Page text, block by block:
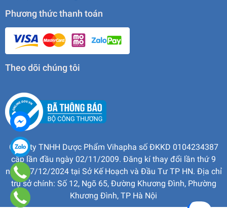
Phương thức thanh toán
Theo dõi chúng tôi
Công ty TNHH Dược Phẩm Vihapha số ĐKKD 0104234387
cấp lần đầu ngày 02/11/2009. Đăng kí thay đổi lần thứ 9
ngày 17/12/2024 tại Sở Kế Hoạch và Đầu Tư TP HN. Địa chỉ
trụ sở chính: Số 12, Ngõ 65, Đường Khương Đình, Phường
Khương Đình, TP Hà Nội